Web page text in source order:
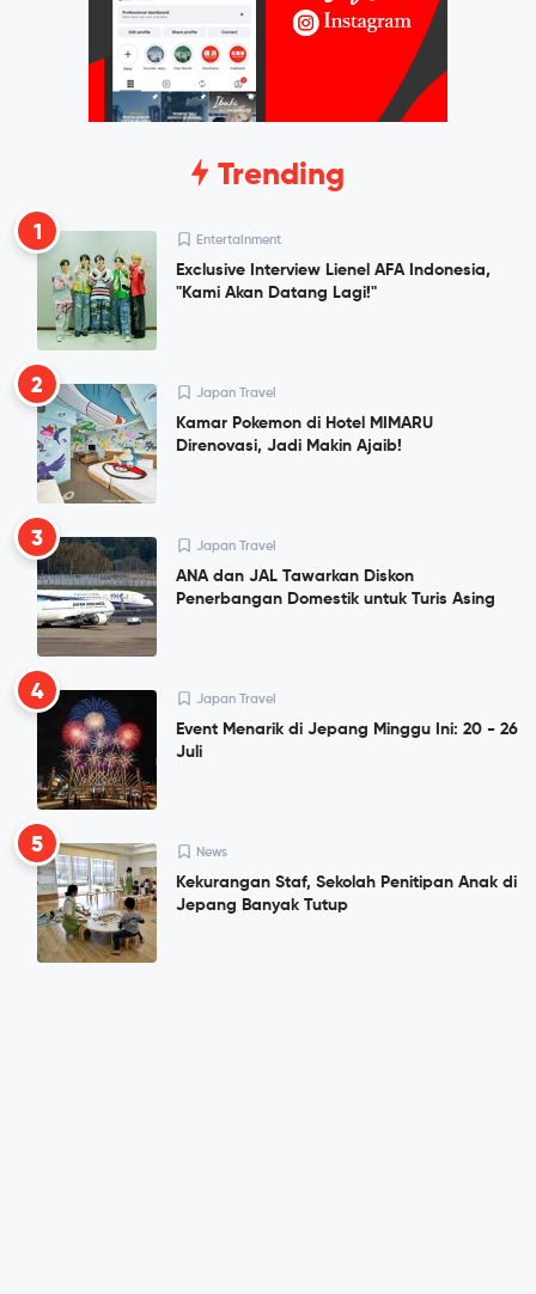
Trending
1 Entertainment
Exclusive Interview Lienel AFA Indonesia,
"Kami Akan Datang Lagi!"
2 Japan Travel
Kamar Pokemon di Hotel MIMARU
Direnovasi, Jadi Makin Ajaib!
3 Japan Travel
ANA dan JAL Tawarkan Diskon
Penerbangan Domestik untuk Turis Asing
4 Japan Travel
Event Menarik di Jepang Minggu Ini: 20 - 26
Juli
5 News
Kekurangan Staf, Sekolah Penitipan Anak di
Jepang Banyak Tutup